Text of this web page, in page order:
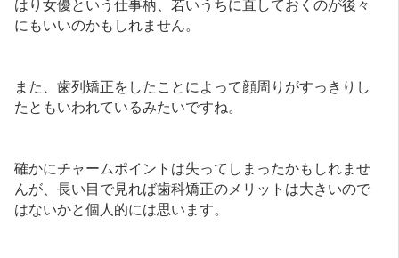
にもいいのかもしれません。
また、歯列矯正をしたことによって顔周りがすっきりし
たともいわれているみたいですね。
確かにチャームポイントは失ってしまったかもしれませ
んが、長い目で見れば歯科矯正のメリットは大きいので
はないかと個人的には思います。